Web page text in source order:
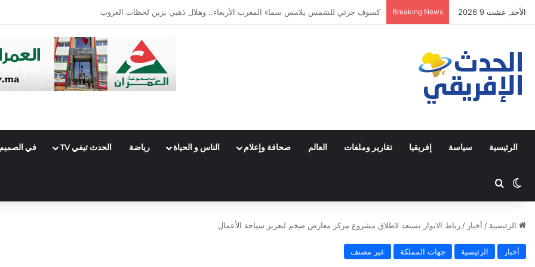
الأحد, غشت 9 2026 Breaking News محمد صلاح مطلوب أمام القضاء المصري في قضية أتعاب محاماة
الرئيسية سياسة إفريقيا تقارير وملفات العالم صحافة وإعلام الناس و الحياة رياضة الحدث تيفي TV في الصميم
Switch skin
ابحث عن
الرئيسية / أخبار / رباط الانوار تستعد لاطلاق مشروع مركز معارض ضخم لتعزيز سياحة الأعمال
أخبار الرئيسية جهات المملكة غير مصنف